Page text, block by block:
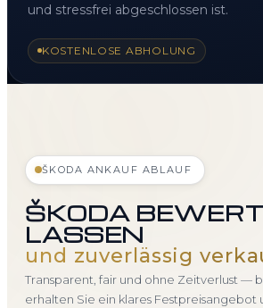
und stressfrei abgeschlossen ist.
KOSTENLOSE ABHOLUNG
ŠKODA ANKAUF ABLAUF
ŠKODA
LASSEN
und zuverlässig
Transparent, fair und ohne Zeitverlust —
erhalten Sie ein klares Festpreisangebot